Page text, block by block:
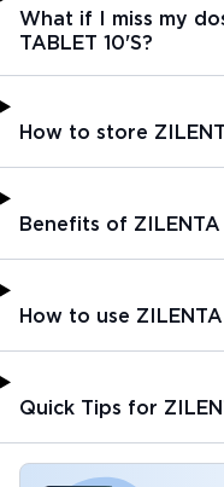
What if I miss my
TABLET 10'S?
How to store
Benefits of ZILENTA
How to use
Quick Tips for